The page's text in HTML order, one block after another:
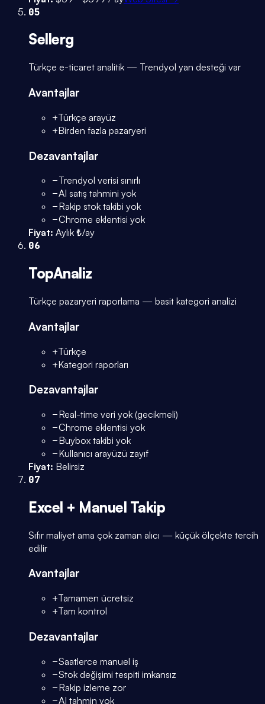
05
Sellerg
Türkçe e-ticaret analitik — Trendyol yan desteği var
Avantajlar
+Türkçe arayüz
+Birden fazla pazaryeri
Dezavantajlar
−Trendyol verisi sınırlı
−AI satış tahmini yok
−Rakip stok takibi yok
−Chrome eklentisi yok
Fiyat: Aylık ₺/ay
06
TopAnaliz
Türkçe pazaryeri raporlama — basit kategori analizi
Avantajlar
+Türkçe
+Kategori raporları
Dezavantajlar
−Real-time veri yok (gecikmeli)
−Chrome eklentisi yok
−Buybox takibi yok
−Kullanıcı arayüzü zayıf
Fiyat: Belirsiz
07
Excel + Manuel Takip
Sıfır maliyet ama çok zaman alıcı — küçük ölçekte tercih
edilir
Avantajlar
+Tamamen ücretsiz
+Tam kontrol
Dezavantajlar
−Saatlerce manuel iş
−Stok değişimi tespiti imkansız
−Rakip izleme zor
−AI tahmin yok